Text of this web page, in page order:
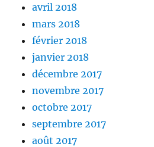
avril 2018
mars 2018
février 2018
janvier 2018
décembre 2017
novembre 2017
octobre 2017
septembre 2017
août 2017